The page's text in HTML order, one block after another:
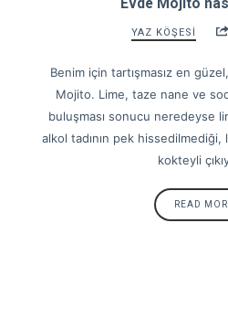
Evde Mojito
YAZ KÖŞESİ
Benim için tartışmasız en
Mojito. Lime, taze nane ve
buluşması sonucu neredeyse
alkol tadının pek
kokteyli
READ